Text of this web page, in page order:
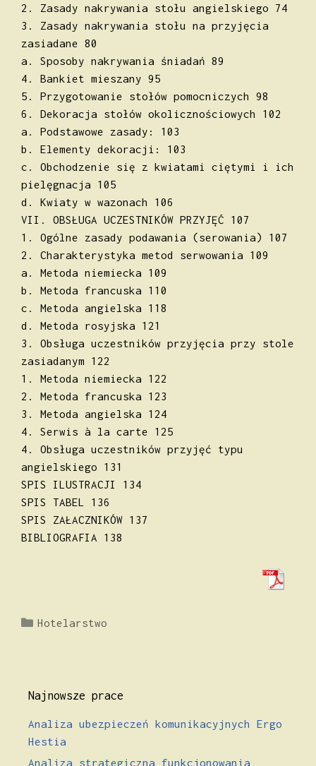
2. Zasady nakrywania stołu angielskiego 74
3. Zasady nakrywania stołu na przyjęcia
zasiadane 80
a. Sposoby nakrywania śniadań 89
4. Bankiet mieszany 95
5. Przygotowanie stołów pomocniczych 98
6. Dekoracja stołów okolicznościowych 102
a. Podstawowe zasady: 103
b. Elementy dekoracji: 103
c. Obchodzenie się z kwiatami ciętymi i ich
pielęgnacja 105
d. Kwiaty w wazonach 106
VII. OBSŁUGA UCZESTNIKÓW PRZYJĘĆ 107
1. Ogólne zasady podawania (serowania) 107
2. Charakterystyka metod serwowania 109
a. Metoda niemiecka 109
b. Metoda francuska 110
c. Metoda angielska 118
d. Metoda rosyjska 121
3. Obsługa uczestników przyjęcia przy stole
zasiadanym 122
1. Metoda niemiecka 122
2. Metoda francuska 123
3. Metoda angielska 124
4. Serwis à la carte 125
4. Obsługa uczestników przyjęć typu
angielskiego 131
SPIS ILUSTRACJI 134
SPIS TABEL 136
SPIS ZAŁACZNIKÓW 137
BIBLIOGRAFIA 138
Kategorie
Hotelarstwo
Najnowsze prace
Analiza ubezpieczeń komunikacyjnych Ergo
Hestia
Analiza strategiczna funkcjonowania